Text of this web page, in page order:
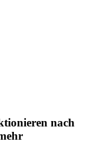
nach